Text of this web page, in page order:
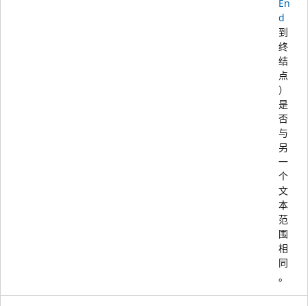
En
d
到
终
结
点
）
是
否
与
另
一
个
文
本
范
围
相
同
。